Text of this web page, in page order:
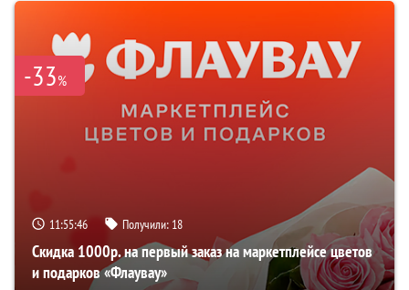
-33%
11:55:45 Получили: 18
Скидка 1000р. на первый заказ на маркетплейсе цветов
и подарков «Флаувау»